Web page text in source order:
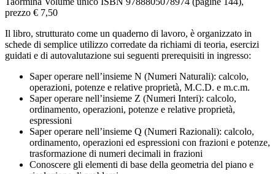
prezzo € 7,50
Il libro, strutturato come un quaderno di lavoro, è organizzato in
schede di semplice utilizzo corredate da richiami di teoria, esercizi
guidati e di autovalutazione sui seguenti prerequisiti in ingresso:
Saper operare nell’insieme N (Numeri Naturali): calcolo,
operazioni, potenze e relative proprietà, M.C.D. e m.c.m.
Saper operare nell’insieme Z (Numeri Interi): calcolo,
ordinamento, operazioni, potenze e relative proprietà,
espressioni
Saper operare nell’insieme Q (Numeri Razionali): calcolo,
ordinamento, operazioni ed espressioni con frazioni e potenze,
trasformazione di numeri decimali in frazioni
Conoscere gli elementi di base della geometria del piano e